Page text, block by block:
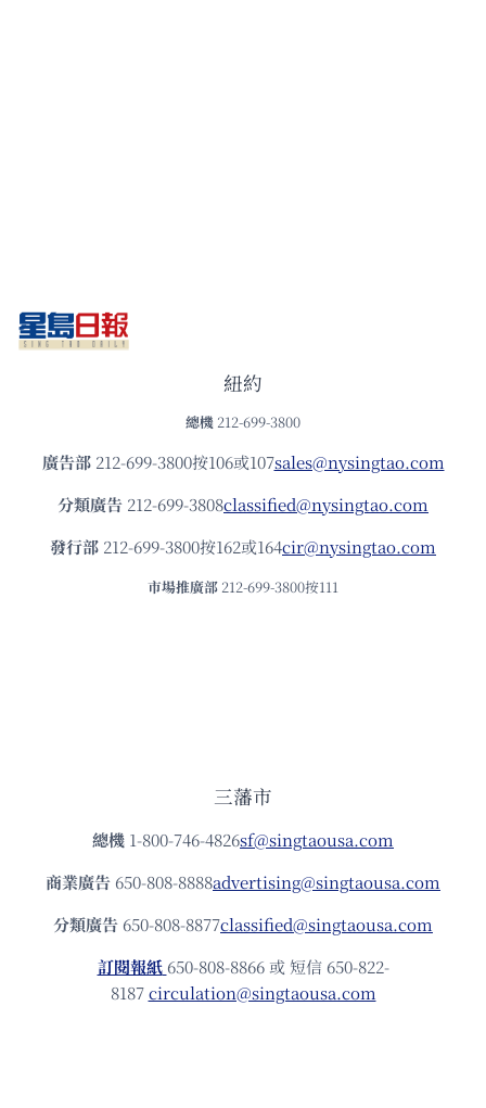
紐約
總機 212-699-3800
廣告部212-699-3800按106或107sales@nysingtao.com
分類廣告 212-699-3808classified@nysingtao.com
發⾏部 212-699-3800按162或164cir@nysingtao.com
市場推廣部 212-699-3800按111
三藩市
總機 1-800-746-4826sf@singtaousa.com
商業廣告 650-808-8888advertising@singtaousa.com
分類廣告 650-808-8877classified@singtaousa.com
訂閱報紙 650-808-8866 或 短信 650-822-
8187circulation@singtaousa.com